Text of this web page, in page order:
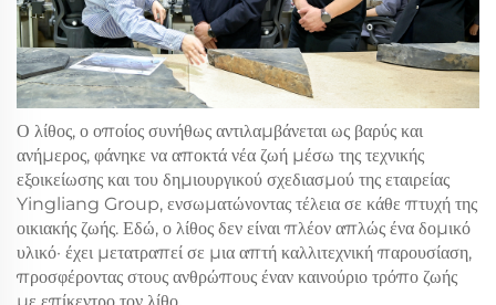
Ο λίθος, ο οποίος συνήθως αντιλαμβάνεται ως βαρύς και
ανήμερος, φάνηκε να αποκτά νέα ζωή μέσω της τεχνικής
εξοικείωσης και του δημιουργικού σχεδιασμού της εταιρείας
Yingliang Group, ενσωματώνοντας τέλεια σε κάθε πτυχή της
οικιακής ζωής. Εδώ, ο λίθος δεν είναι πλέον απλώς ένα δομικό
υλικό· έχει μετατραπεί σε μια απτή καλλιτεχνική παρουσίαση,
προσφέροντας στους ανθρώπους έναν καινούριο τρόπο ζωής
με επίκεντρο τον λίθο.